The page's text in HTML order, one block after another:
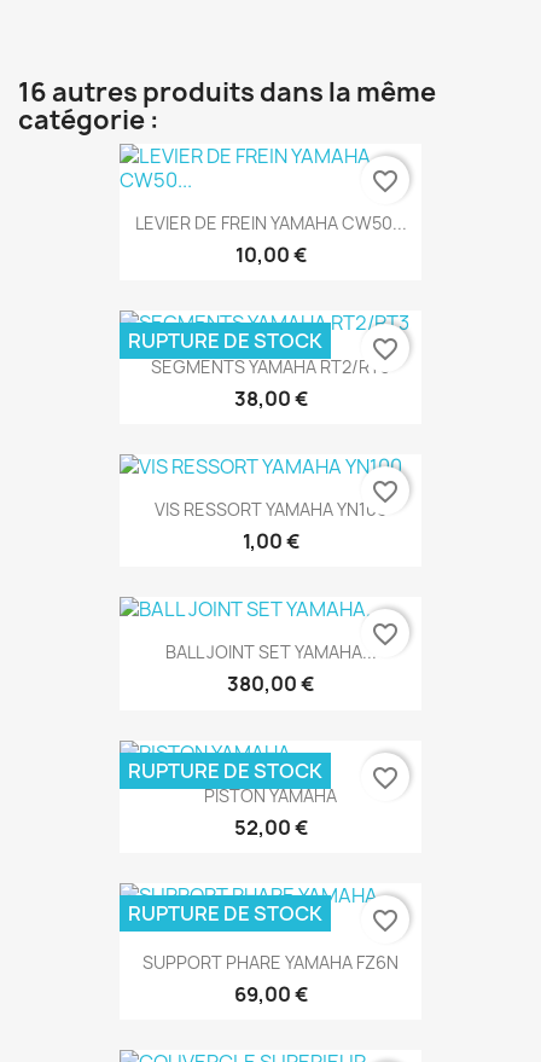
16 autres produits dans la même
catégorie :
LEVIER DE FREIN YAMAHA CW50...
10,00 €
favorite_border
SEGMENTS YAMAHA RT2/RT3
38,00 €
RUPTURE DE STOCK favorite_border
VIS RESSORT YAMAHA YN100
1,00 €
favorite_border
BALL JOINT SET YAMAHA...
380,00 €
favorite_border
PISTON YAMAHA
52,00 €
RUPTURE DE STOCK favorite_border
SUPPORT PHARE YAMAHA FZ6N
69,00 €
RUPTURE DE STOCK favorite_border